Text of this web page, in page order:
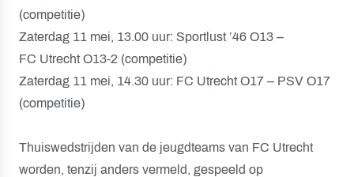
(competitie)
Zaterdag 11 mei, 13.00 uur: Sportlust ’46 O13 –
FC Utrecht O13-2 (competitie)
Zaterdag 11 mei, 14.30 uur: FC Utrecht O17 – PSV O17
(competitie)
Thuiswedstrijden van de jeugdteams van FC Utrecht
worden, tenzij anders vermeld, gespeeld op